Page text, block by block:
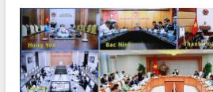
ĐIỂM TIN VĂN BẢN
QUY HOẠCH - KẾ HOẠCH